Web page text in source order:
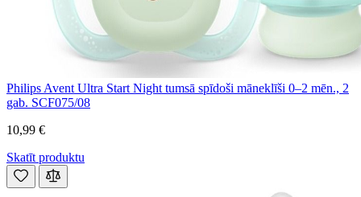
Philips Avent Ultra Start Night tumsā spīdoši māneklīši 0–2 mēn., 2
gab. SCF075/08
10,99 €
Skatīt produktu